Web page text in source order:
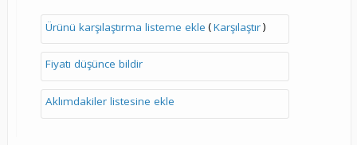
Ürünü karşılaştırma listeme ekle (Karşılaştır)
Fiyatı düşünce bildir
Aklımdakiler listesine ekle